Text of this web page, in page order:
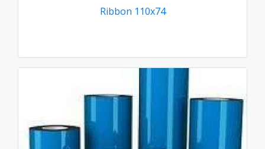
Ribbon 110x74